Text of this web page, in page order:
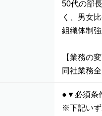
50代の部
く、男女
組織体制
【業務の
同社業務
●▼必須条
※下記いず